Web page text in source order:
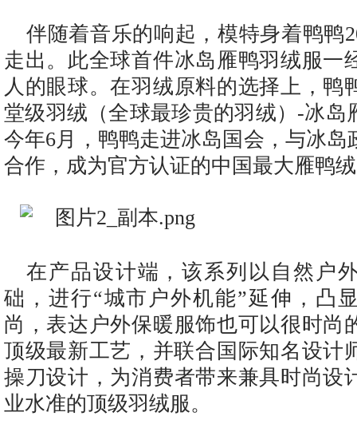
伴随着音乐的响起，模特身着鸭鸭
走出。此全球首件冰岛雁鸭羽绒服一
人的眼球。在羽绒原料的选择上，鸭
堂级羽绒（全球最珍贵的羽绒）-冰岛
今年6月，鸭鸭走进冰岛国会，与冰岛
合作，成为官方认证的中国最大雁鸭
在产品设计端，该系列以自然户
础，进行“城市户外机能”延伸，凸
尚，表达户外保暖服饰也可以很时尚
顶级最新工艺，并联合国际知名设计
操刀设计，为消费者带来兼具时尚设
业水准的顶级羽绒服。